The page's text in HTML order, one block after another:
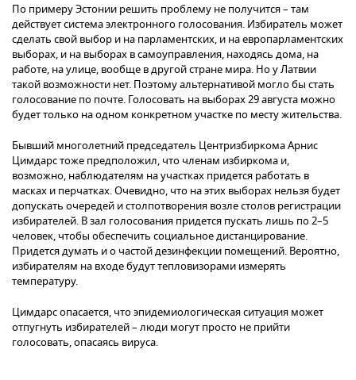
По примеру Эстонии решить проблему не получится – там
действует система электронного голосования. Избиратель может
сделать свой выбор и на парламентских, и на европарламентских
выборах, и на выборах в самоуправления, находясь дома, на
работе, на улице, вообще в другой стране мира. Но у Латвии
такой возможности нет. Поэтому альтернативой могло бы стать
голосование по почте. Голосовать на выборах 29 августа можно
будет только на одном конкретном участке по месту жительства.
Бывший многолетний председатель Центризбиркома Арнис
Цимдарс тоже предположил, что членам избиркома и,
возможно, наблюдателям на участках придется работать в
масках и перчатках. Очевидно, что на этих выборах нельзя будет
допускать очередей и столпотворения возле столов регистрации
избирателей. В зал голосования придется пускать лишь по 2–5
человек, чтобы обеспечить социальное дистанцирование.
Придется думать и о частой дезинфекции помещений. Вероятно,
избирателям на входе будут тепловизорами измерять
температуру.
Цимдарс опасается, что эпидемиологическая ситуация может
отпугнуть избирателей – люди могут просто не прийти
голосовать, опасаясь вируса.